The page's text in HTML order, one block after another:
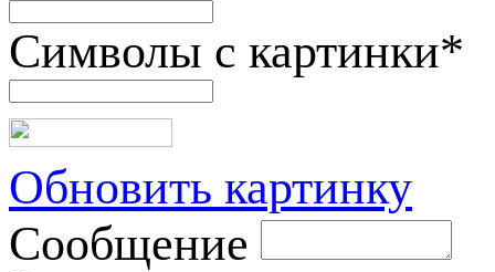
Символы с картинки*
Обновить картинку
Сообщение